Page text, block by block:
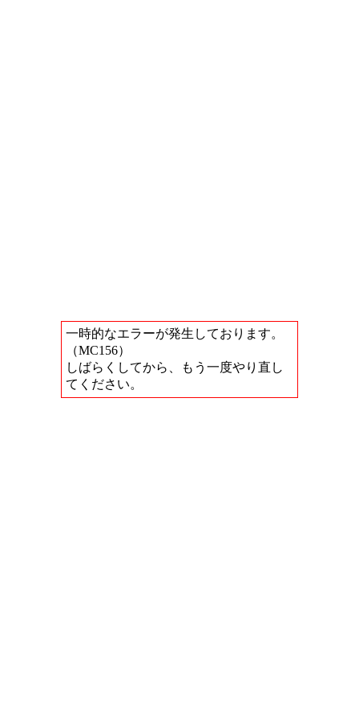
一時的なエラーが発生しております。
（MC156）
しばらくしてから、もう一度やり直し
てください。